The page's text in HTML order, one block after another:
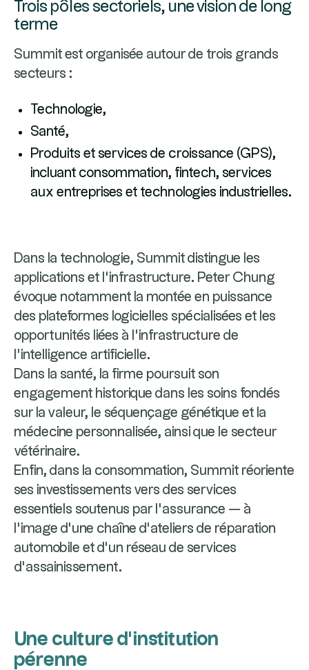
Trois pôles sectoriels, une vision de long
terme
Summit est organisée autour de trois grands
secteurs :
Technologie,
Santé,
Produits et services de croissance (GPS),
incluant consommation, fintech, services
aux entreprises et technologies industrielles.
Dans la technologie, Summit distingue les
applications et l’infrastructure. Peter Chung
évoque notamment la montée en puissance
des plateformes logicielles spécialisées et les
opportunités liées à l’infrastructure de
l’intelligence artificielle.
Dans la santé, la firme poursuit son
engagement historique dans les soins fondés
sur la valeur, le séquençage génétique et la
médecine personnalisée, ainsi que le secteur
vétérinaire.
Enfin, dans la consommation, Summit réoriente
ses investissements vers des services
essentiels soutenus par l’assurance — à
l’image d’une chaîne d’ateliers de réparation
automobile et d’un réseau de services
d’assainissement.
Une culture d’institution
pérenne